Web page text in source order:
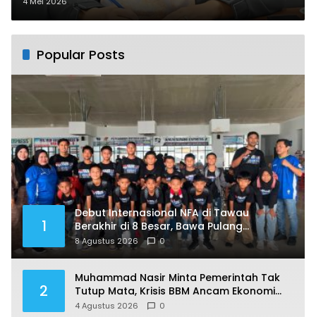
Popular Posts
1
Debut Internasional NFA di Tawau
Berakhir di 8 Besar, Bawa Pulang
Pengalaman Berharga
8 Agustus 2026 0
2
Muhammad Nasir Minta Pemerintah Tak
Tutup Mata, Krisis BBM Ancam Ekonomi
Masyarakat Nunukan
4 Agustus 2026 0